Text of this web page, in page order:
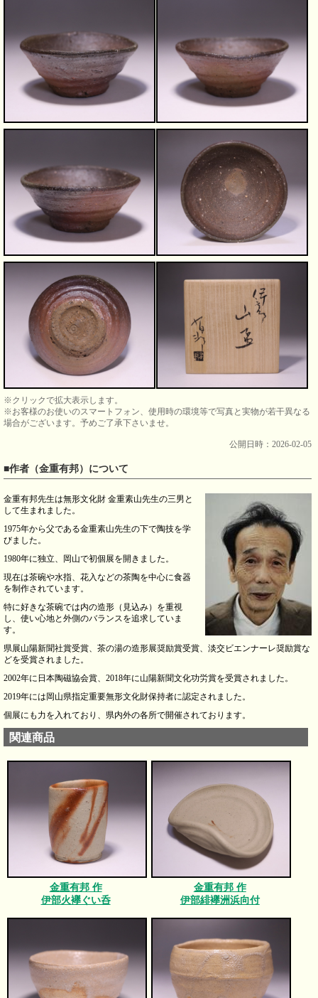
※クリックで拡大表示します。
※お客様のお使いのスマートフォン、使用時の環境等で写真と実物が若干異なる
場合がございます。予めご了承下さいませ。
公開日時：2026-02-05
■作者（金重有邦）について
金重有邦先生は無形文化財 金重素山先生の三男と
して生まれました。
1975年から父である金重素山先生の下で陶技を学
びました。
1980年に独立、岡山で初個展を開きました。
現在は茶碗や水指、花入などの茶陶を中心に食器
を制作されています。
特に好きな茶碗では内の造形（見込み）を重視
し、使い心地と外側のバランスを追求していま
す。
県展山陽新聞社賞受賞、茶の湯の造形展奨励賞受賞、淡交ビエンナーレ奨励賞な
どを受賞されました。
2002年に日本陶磁協会賞、2018年に山陽新聞文化功労賞を受賞されました。
2019年には岡山県指定重要無形文化財保持者に認定されました。
個展にも力を入れており、県内外の各所で開催されております。
関連商品
金重有邦 作
伊部火襷ぐい呑
金重有邦 作
伊部緋襷洲浜向付